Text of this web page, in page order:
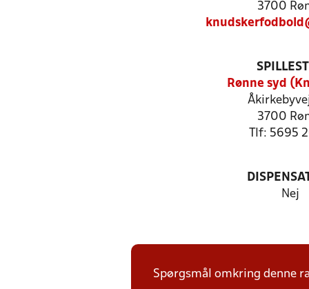
3700
Rønne syd
3700
Tlf: 5695
Nej
Spørgsmål omkring denne